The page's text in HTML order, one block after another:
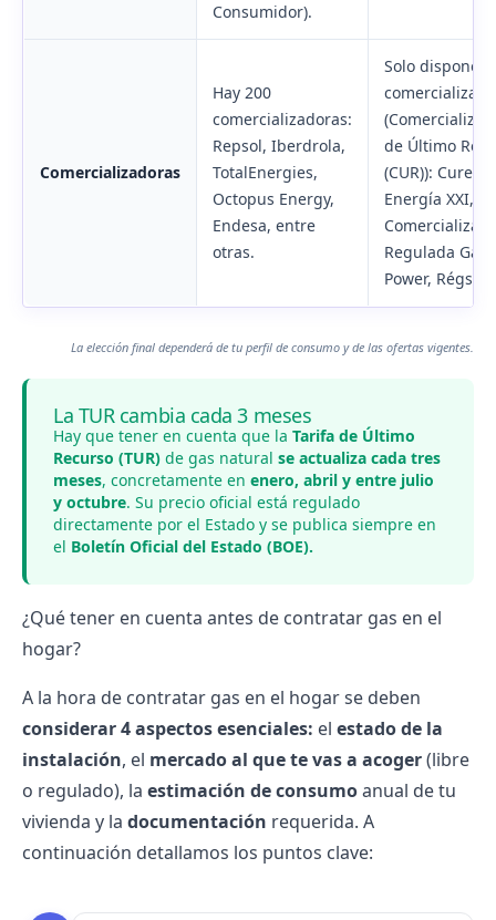
Consumidor).
Comercializadoras
Hay 200
comercializadoras:
Repsol, Iberdrola,
TotalEnergies,
Octopus Energy,
Endesa, entre
otras.
Solo dispone
de Último
(CUR)):
Energía XXI,
Regulada Gas
Power,
La elección final dependerá de tu perfil de consumo y de las ofertas vigentes.
La TUR cambia cada 3 meses
Hay que tener en cuenta que la Tarifa de Último
Recurso (TUR) de gas natural se actualiza cada tres
meses, concretamente en enero, abril y entre julio
y octubre. Su precio oficial está regulado
directamente por el Estado y se publica siempre en
el Boletín Oficial del Estado (BOE).
¿Qué tener en cuenta antes de contratar gas en el
hogar?
A la hora de contratar gas en el hogar se deben
considerar 4 aspectos esenciales: el estado de la
instalación, el mercado al que te vas a acoger(libre
o regulado), la estimación de consumoanual de tu
vivienda y la documentación requerida. A
continuación detallamos los puntos clave: